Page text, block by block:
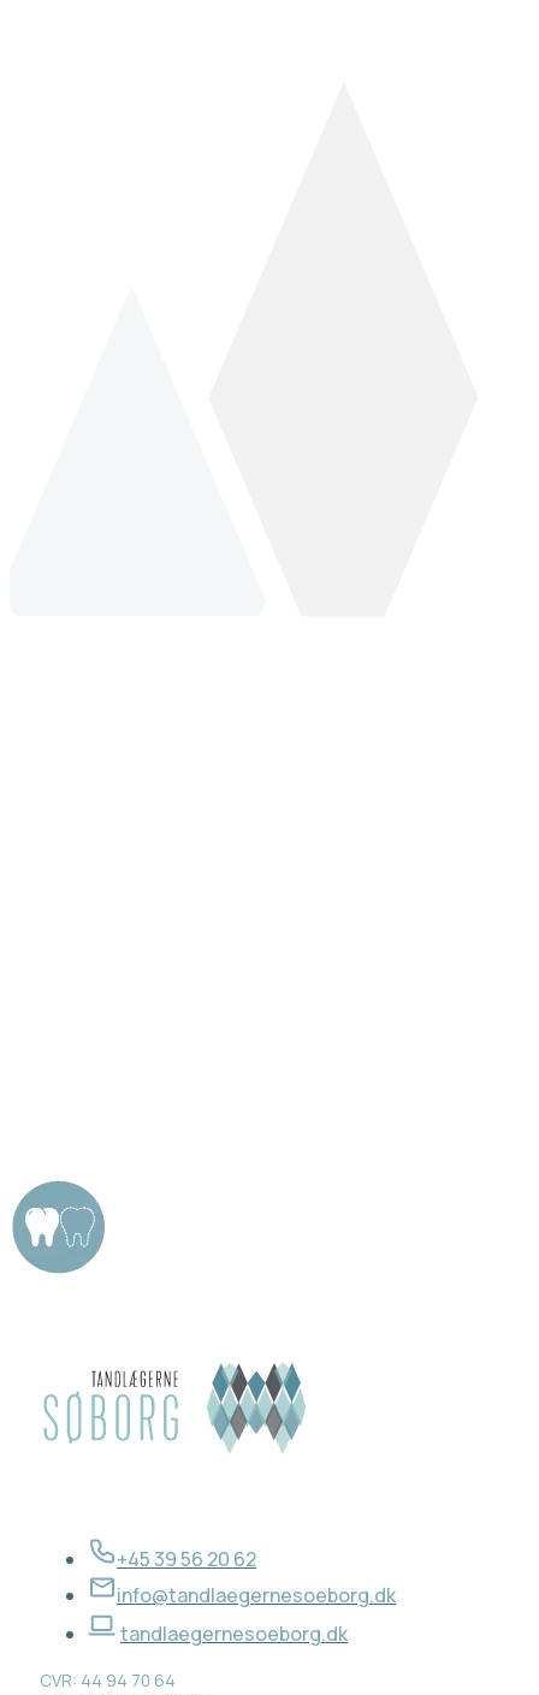
+45 39 56 20 62
info@tandlaegernesoeborg.dk
tandlaegernesoeborg.dk
CVR: 44 94 70 64